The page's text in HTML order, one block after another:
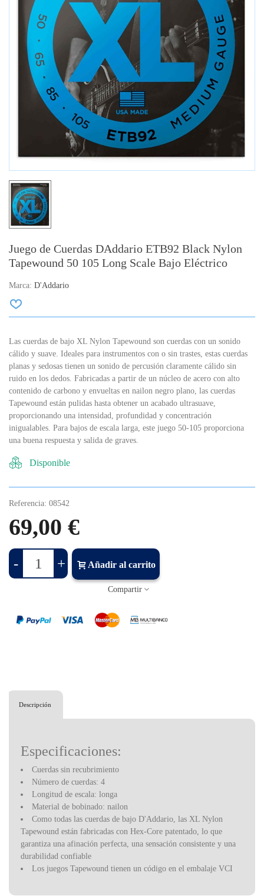
Juego de Cuerdas DAddario ETB92 Black Nylon
Tapewound 50 105 Long Scale Bajo Eléctrico
Marca: D'Addario
Las cuerdas de bajo XL Nylon Tapewound son cuerdas con un sonido
cálido y suave. Ideales para instrumentos con o sin trastes, estas cuerdas
planas y sedosas tienen un sonido de percusión claramente cálido sin
ruido en los dedos. Fabricadas a partir de un núcleo de acero con alto
contenido de carbono y envueltas en nailon negro plano, las cuerdas
Tapewound están pulidas hasta obtener un acabado ultrasuave,
proporcionando una intensidad, profundidad y concentración
inigualables. Para bajos de escala larga, este juego 50-105 proporciona
una buena respuesta y salida de graves.
Disponible
Referencia: 08542
69,00 €
- + Añadir al carrito
Compartir
Descripción
Especificaciones:
Cuerdas sin recubrimiento
Número de cuerdas: 4
Longitud de escala: longa
Material de bobinado: nailon
Como todas las cuerdas de bajo D'Addario, las XL Nylon
Tapewound están fabricadas con Hex-Core patentado, lo que
garantiza una afinación perfecta, una sensación consistente y una
durabilidad confiable
Los juegos Tapewound tienen un código en el embalaje VCI
Las cuerdas para bajo eléctrico XL Nylon Tapewound se